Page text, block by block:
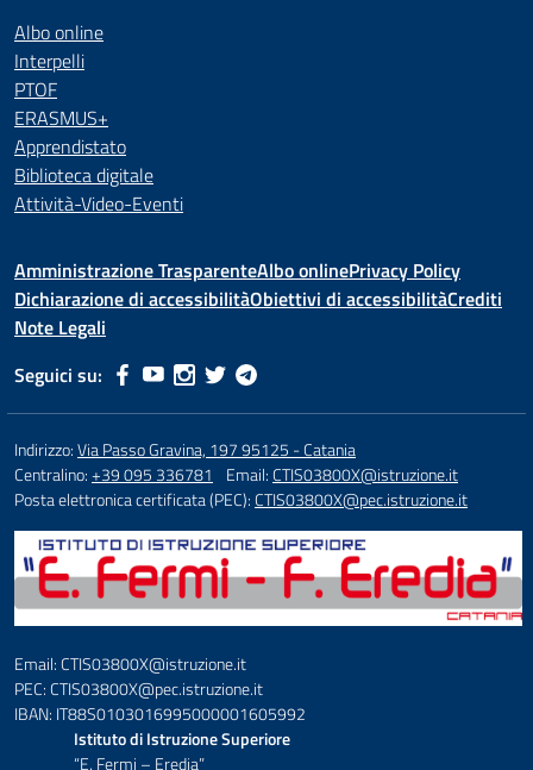
Albo online
Interpelli
PTOF
ERASMUS+
Apprendistato
Biblioteca digitale
Attività-Video-Eventi
Amministrazione TrasparenteAlbo onlinePrivacy Policy
Dichiarazione di accessibilitàObiettivi di accessibilitàCrediti
Note Legali
Seguici su:
Indirizzo:Via Passo Gravina, 197 95125 - Catania
Centralino:+39 095 336781 Email:CTIS03800X@istruzione.it
Posta elettronica certificata (PEC):CTIS03800X@pec.istruzione.it
Email: CTIS03800X@istruzione.it
PEC: CTIS03800X@pec.istruzione.it
IBAN: IT88S0103016995000001605992
Istituto di Istruzione Superiore
“E. Fermi – Eredia”